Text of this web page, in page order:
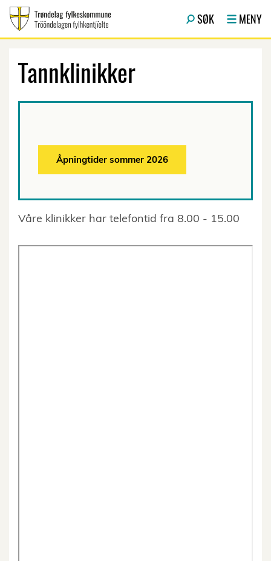
SØK MENY
Tannklinikker
Åpningtider sommer 2026
Våre klinikker har telefontid fra 8.00 - 15.00